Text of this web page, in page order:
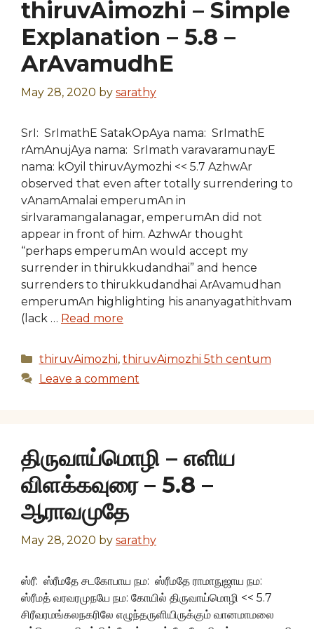
thiruvAimozhi – Simple
Explanation – 5.8 –
ArAvamudhE
May 28, 2020 by sarathy
SrI: SrImathE SatakOpAya nama: SrImathE
rAmAnujAya nama: SrImath varavaramunayE
nama: kOyil thiruvAymozhi << 5.7 AzhwAr
observed that even after totally surrendering to
vAnamAmalai emperumAn in
sirIvaramangalanagar, emperumAn did not
appear in front of him. AzhwAr thought
“perhaps emperumAn would accept my
surrender in thirukkudandhai” and hence
surrenders to thirukkudandhai ArAvamudhan
emperumAn highlighting his ananyagathithvam
(lack … Read more
Categories
thiruvAimozhi, thiruvAimozhi 5th centum
Leave a comment
திருவாய்மொழி – எளிய
விளக்கவுரை – 5.8 –
ஆராவமுதே
May 28, 2020 by sarathy
ஸ்ரீ: ஸ்ரீமதே சடகோபாய நம: ஸ்ரீமதே ராமாநுஜாய நம:
ஸ்ரீமத் வரவரமுநயே நம: கோயில் திருவாய்மொழி << 5.7
சிரீவரமங்கலநகரிலே எழுந்தருளியிருக்கும் வானமாமலை